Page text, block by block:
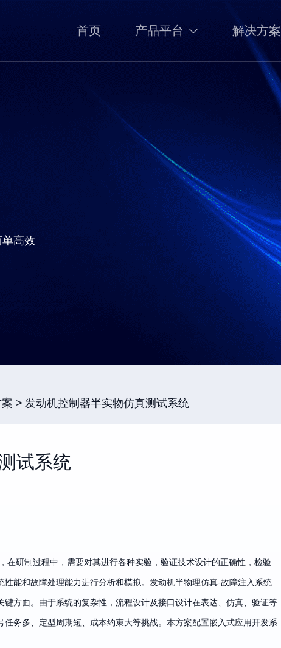
首页 产品平台 解决方案
高效
发动机控制器半实物仿真测试系统
试系统
在研制过程中，需要对其进行各种实验，验证技术设计的正确性，检验
能和故障处理能力进行分析和模拟。发动机半物理仿真-故障注入系统
方面。由于系统的复杂性，流程设计及接口设计在表达、仿真、验证等
务多、定型周期短、成本约束大等挑战。本方案配置嵌入式应用开发系